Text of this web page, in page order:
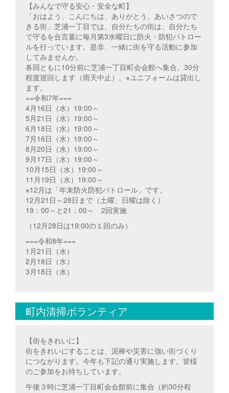
【みんなで守る安心・安全な町】
「おはよう、こんにちは、ありがとう。あいさつので
きる街」芝浦一丁目では、自分たちの街は、自分たち
で守るを合言葉に毎月第3水曜日に防火・防犯パトロー
ルを行っています。是非、一緒に街を守る活動に参加
してみませんか。
各回ともに10分前に芝浦一丁目町会会館へ集合。30分
程度巡回します（雨天中止）。※ユニフォームは貸出し
ます。
==令和7年===
4月16日（水）19:00～
5月21日（水）19:00～
6月18日（水）19:00～
7月16日（水）19:00～
8月20日（水）19:00～
9月17日（水）19:00～
10月15日（水）19:00～
11月19日（水）19:00～
※12月は「年末防火防犯パトロール」です。
12月21日～28日まで（土曜、日曜は除く）
19：00～と21：00～ 2回実施
（12月28日は19:00の１回のみ）
===令和8年===
1月21日（水）
2月18日（水）
3月18日（水）
町内清掃ボランティア
【街をきれいに】
街をきれいにすることは、泥棒や災害に強い街づくり
につながります。今年も下記の通り実施します。皆様
のご参加をお待ちしています。
午後３時に芝浦一丁目町会会館前に集合（約30分程